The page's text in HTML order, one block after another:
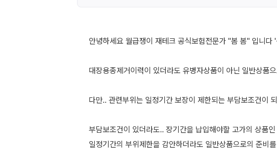
안녕하세요 월급쟁이 재테크 공식보험전문가 "봄 봄" 입니다
대장용종제거이력이 있더라도 유병자상품이 아닌 일반상품
다만.. 관련부위는 일정기간 보장이 제한되는 부담보조건이
부담보조건이 있더라도.. 장기간을 납입해야할 고가의 상품
일정기간의 부위제한을 감안하더라도 일반상품으로의 준비